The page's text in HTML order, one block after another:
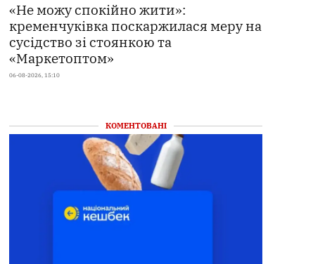
«Не можу спокійно жити»:
кременчуківка поскаржилася меру на
сусідство зі стоянкою та
«Маркетоптом»
06-08-2026, 15:10
КОМЕНТОВАНІ